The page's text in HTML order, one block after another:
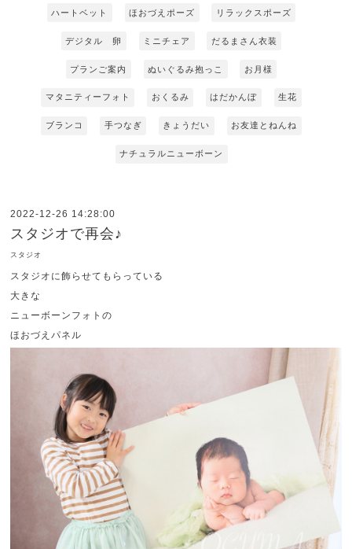
ハートベット ほおづえポーズ リラックスポーズ
デジタル 卵 ミニチェア だるまさん衣装
プランご案内 ぬいぐるみ抱っこ お月様
マタニティーフォト おくるみ はだかんぼ 生花
ブランコ 手つなぎ きょうだい お友達とねんね
ナチュラルニューボーン
2022-12-26 14:28:00
スタジオで再会♪
スタジオ
スタジオに飾らせてもらっている
大きな
ニューボーンフォトの
ほおづえパネル